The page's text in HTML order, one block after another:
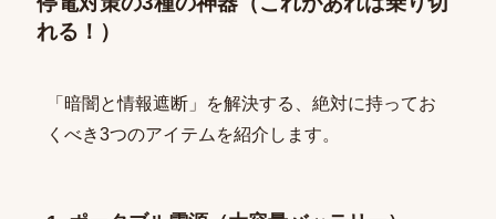
れる！）
「暗闇と情報遮断」を解決する、絶対に持ってお
くべき3つのアイテムを紹介します。